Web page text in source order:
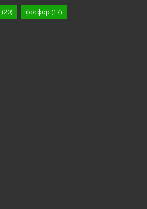
(20) фосфор (17)